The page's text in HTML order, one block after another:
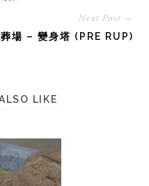
Next Post →
場 – 變身塔 (PRE RUP)
LIKE